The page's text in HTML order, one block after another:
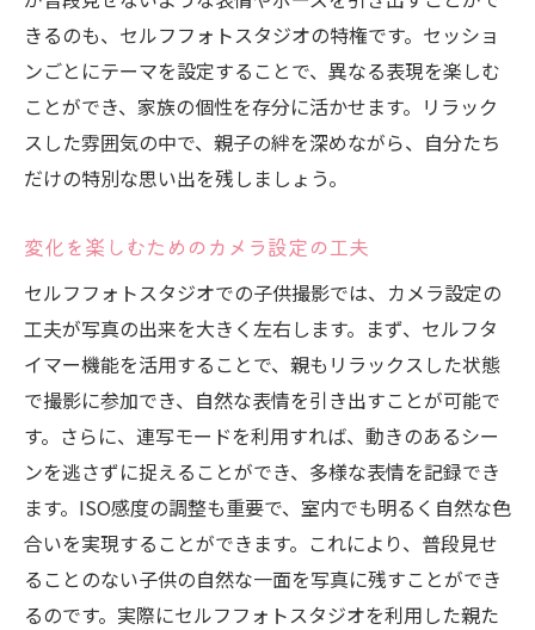
きるのも、セルフフォトスタジオの特権です。セッショ
ンごとにテーマを設定することで、異なる表現を楽しむ
ことができ、家族の個性を存分に活かせます。リラック
スした雰囲気の中で、親子の絆を深めながら、自分たち
だけの特別な思い出を残しましょう。
変化を楽しむためのカメラ設定の工夫
セルフフォトスタジオでの子供撮影では、カメラ設定の
工夫が写真の出来を大きく左右します。まず、セルフタ
イマー機能を活用することで、親もリラックスした状態
で撮影に参加でき、自然な表情を引き出すことが可能で
す。さらに、連写モードを利用すれば、動きのあるシー
ンを逃さずに捉えることができ、多様な表情を記録でき
ます。ISO感度の調整も重要で、室内でも明るく自然な色
合いを実現することができます。これにより、普段見せ
ることのない子供の自然な一面を写真に残すことができ
るのです。実際にセルフフォトスタジオを利用した親た